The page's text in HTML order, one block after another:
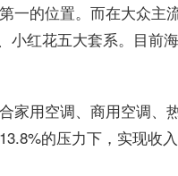
一的位置。而在大众主
小红花五大套系。目前
家用空调、商用空调、
的压力下，实现收